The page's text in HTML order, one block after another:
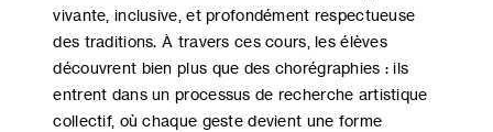
vivante, inclusive, et profondément respectueuse
des traditions. À travers ces cours, les élèves
découvrent bien plus que des chorégraphies : ils
entrent dans un processus de recherche artistique
collectif, où chaque geste devient une forme